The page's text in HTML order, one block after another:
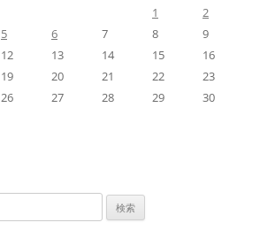
1
2
5 6 7 8
9
12 13 14 15
16
19 20 21 22
23
26 27 28 29
30